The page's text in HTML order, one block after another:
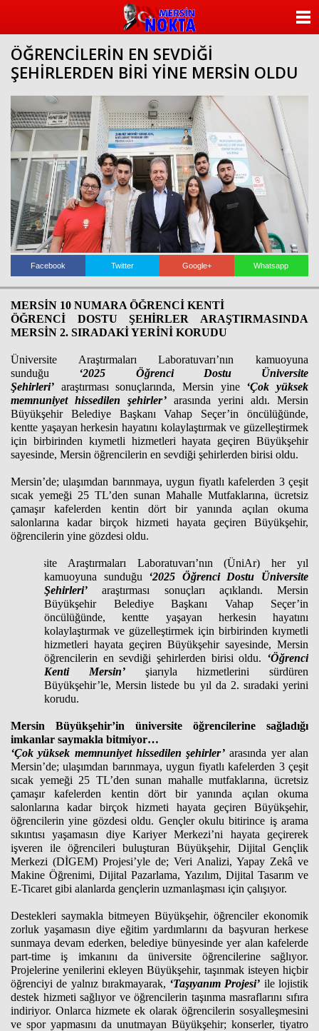
ÖĞRENCİLERİN EN SEVDİĞİ
ŞEHİRLERDEN BİRİ YİNE MERSİN OLDU
Facebook Twitter Google+ Whatsapp
MERSİN 10 NUMARA ÖĞRENCİ KENTİ
ÖĞRENCİ DOSTU ŞEHİRLER ARAŞTIRMASINDA
MERSİN 2. SIRADAKİ YERİNİ KORUDU
Üniversite Araştırmaları Laboratuvarı’nın kamuoyuna
sunduğu ‘2025 Öğrenci Dostu Üniversite
Şehirleri’ araştırması sonuçlarında, Mersin yine ‘Çok yüksek
memnuniyet hissedilen şehirler’ arasında yerini aldı. Mersin
Büyükşehir Belediye Başkanı Vahap Seçer’in öncülüğünde,
kentte yaşayan herkesin hayatını kolaylaştırmak ve güzelleştirmek
için birbirinden kıymetli hizmetleri hayata geçiren Büyükşehir
sayesinde, Mersin öğrencilerin en sevdiği şehirlerden birisi oldu.
Mersin’de; ulaşımdan barınmaya, uygun fiyatlı kafelerden 3 çeşit
sıcak yemeği 25 TL’den sunan Mahalle Mutfaklarına, ücretsiz
çamaşır kafelerden kentin dört bir yanında açılan okuma
salonlarına kadar birçok hizmeti hayata geçiren Büyükşehir,
öğrencilerin yine gözdesi oldu.
Üniversite Araştırmaları Laboratuvarı’nın (ÜniAr) her yıl
kamuoyuna sunduğu ‘2025 Öğrenci Dostu Üniversite
Şehirleri’araştırması
sonuçları açıklandı. Mersin
Büyükşehir Belediye Başkanı Vahap Seçer’in
öncülüğünde, kentte yaşayan herkesin hayatını
kolaylaştırmak ve güzelleştirmek için birbirinden kıymetli
hizmetleri hayata geçiren Büyükşehir sayesinde, Mersin
öğrencilerin en sevdiği şehirlerden birisi oldu. ‘Öğrenci
Kenti Mersin’şiarıyla hizmetlerini sürdüren
Büyükşehir’le, Mersin listede bu yıl da 2. sıradaki yerini
korudu.
Mersin Büyükşehir’in üniversite öğrencilerine sağladığı
imkanlar saymakla bitmiyor…
‘Çok yüksek memnuniyet hissedilen şehirler’ arasında yer alan
Mersin’de; ulaşımdan barınmaya, uygun fiyatlı kafelerden 3 çeşit
sıcak yemeği 25 TL’den sunan mahalle mutfaklarına, ücretsiz
çamaşır kafelerden kentin dört bir yanında açılan okuma
salonlarına kadar birçok hizmeti hayata geçiren Büyükşehir,
öğrencilerin yine gözdesi oldu. Gençler okulu bitirince iş arama
sıkıntısı yaşamasın diye Kariyer Merkezi’ni hayata geçirerek
işveren ile öğrencileri buluşturan Büyükşehir, Dijital Gençlik
Merkezi (DİGEM) Projesi’yle de; Veri Analizi, Yapay Zekâ ve
Makine Öğrenimi, Dijital Pazarlama, Yazılım, Dijital Tasarım ve
E-Ticaret gibi alanlarda gençlerin uzmanlaşması için çalışıyor.
Destekleri saymakla bitmeyen Büyükşehir, öğrenciler ekonomik
zorluk yaşamasın diye eğitim yardımlarını da başvuran herkese
sunmaya devam ederken, belediye bünyesinde yer alan kafelerde
part-time iş imkanını da üniversite öğrencilerine sağlıyor.
Projelerine yenilerini ekleyen Büyükşehir, taşınmak isteyen hiçbir
öğrenciyi de yalnız bırakmayarak, ‘Taşıyanım Projesi’ ile lojistik
destek hizmeti sağlıyor ve öğrencilerin taşınma masraflarını sıfıra
indiriyor. Onlarca hizmete ek olarak öğrencilerin sosyalleşmesini
ve spor yapmasını da unutmayan Büyükşehir; konserler, tiyatro
ANKETLER
FOTO GALERİ
VİDEO GALERİ
Haberin Doğru Adresi.